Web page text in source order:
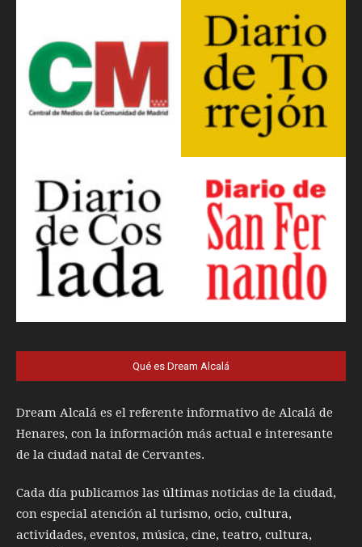
Qué es Dream Alcalá
Dream Alcalá es el referente informativo de Alcalá de
Henares, con la información más actual e interesante
de la ciudad natal de Cervantes.
Cada día publicamos las últimas noticias de la ciudad,
con especial atención al turismo, ocio, cultura,
actividades, eventos, música, cine, teatro, cultura,